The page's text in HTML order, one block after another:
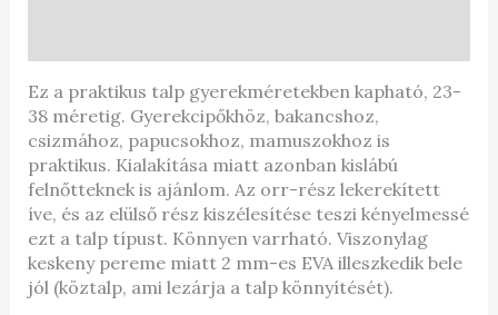
Ez a praktikus talp gyerekméretekben kapható, 23-
38 méretig. Gyerekcipőkhöz, bakancshoz,
csizmához, papucsokhoz, mamuszokhoz is
praktikus. Kialakítása miatt azonban kislábú
felnőtteknek is ajánlom. Az orr-rész lekerekített
íve, és az elülső rész kiszélesítése teszi kényelmessé
ezt a talp típust. Könnyen varrható. Viszonylag
keskeny pereme miatt 2 mm-es EVA illeszkedik bele
jól (köztalp, ami lezárja a talp könnyítését).